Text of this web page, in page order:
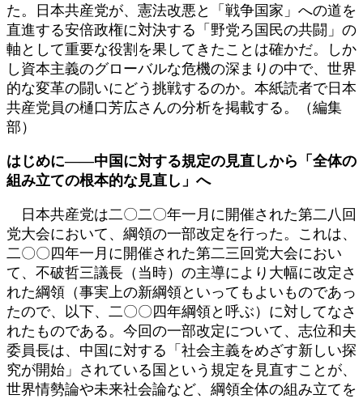
た。日本共産党が、憲法改悪と「戦争国家」への道を
直進する安倍政権に対決する「野党ろ国民の共闘」の
軸として重要な役割を果してきたことは確かだ。しか
し資本主義のグローバルな危機の深まりの中で、世界
的な変革の闘いにどう挑戦するのか。本紙読者で日本
共産党員の樋口芳広さんの分析を掲載する。（編集
部）
はじめに――中国に対する規定の見直しから「全体の
組み立ての根本的な見直し」へ
日本共産党は二〇二〇年一月に開催された第二八回
党大会において、綱領の一部改定を行った。これは、
二〇〇四年一月に開催された第二三回党大会におい
て、不破哲三議長（当時）の主導により大幅に改定さ
れた綱領（事実上の新綱領といってもよいものであっ
たので、以下、二〇〇四年綱領と呼ぶ）に対してなさ
れたものである。今回の一部改定について、志位和夫
委員長は、中国に対する「社会主義をめざす新しい探
究が開始」されている国という規定を見直すことが、
世界情勢論や未来社会論など、綱領全体の組み立てを